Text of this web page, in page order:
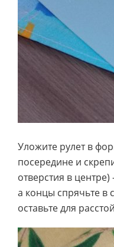
Уложите рулет в
посередине и
отверстия в
а концы спрячьте в
оставьте для